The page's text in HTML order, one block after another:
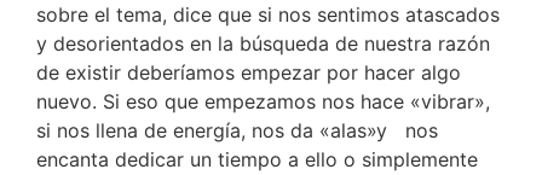
sobre el tema, dice que si nos sentimos atascados
y desorientados en la búsqueda de nuestra razón
de existir deberíamos empezar por hacer algo
nuevo. Si eso que empezamos nos hace «vibrar»,
si nos llena de energía, nos da «alas»y nos
encanta dedicar un tiempo a ello o simplemente